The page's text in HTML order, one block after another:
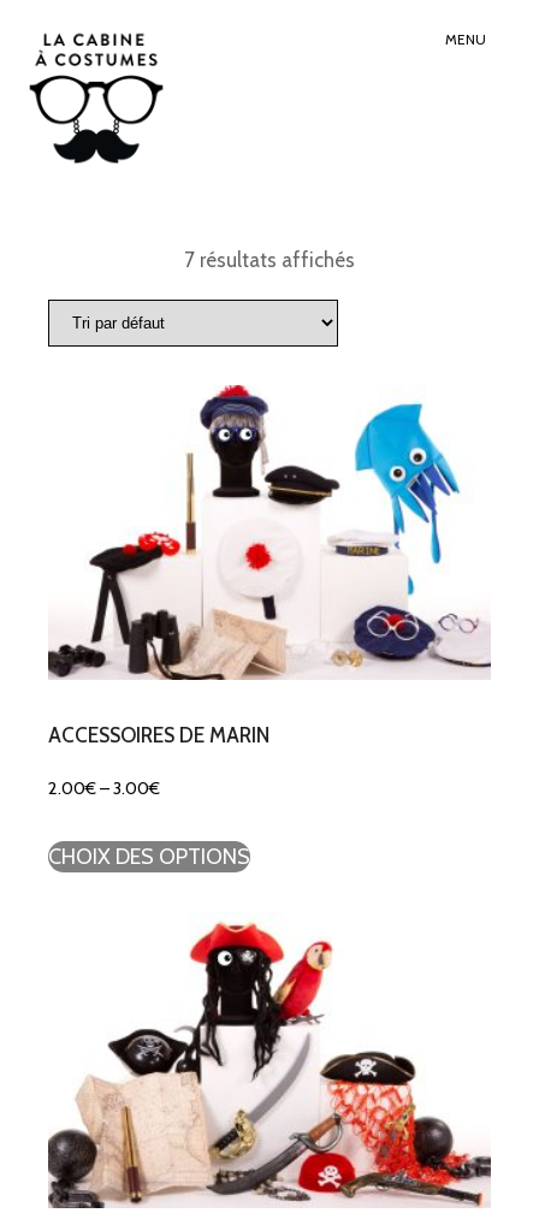
MENU
7 résultats affichés
ACCESSOIRES DE MARIN
2.00€–3.00€
CHOIX DES OPTIONS